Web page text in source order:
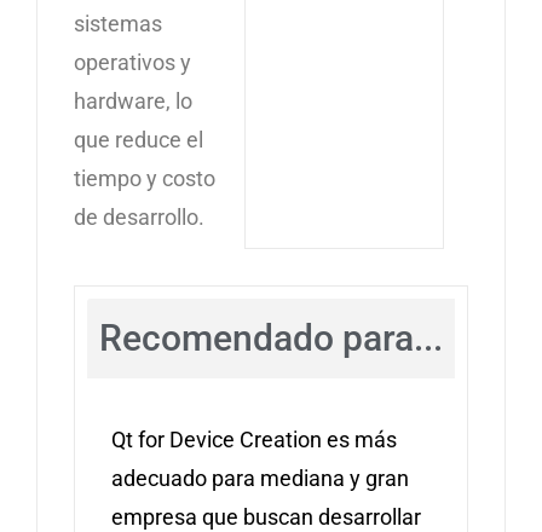
sistemas
operativos y
hardware, lo
que reduce el
tiempo y costo
de desarrollo.
Recomendado para...
Qt for Device Creation es más
adecuado para mediana y gran
empresa que buscan desarrollar